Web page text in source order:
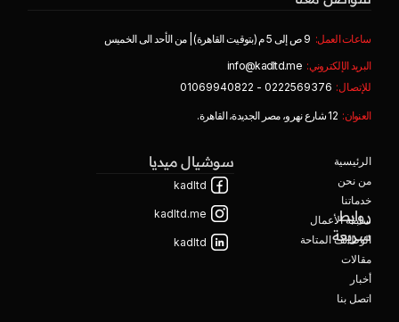
ساعات العمل: 9 ص إلى 5 م (بتوقيت القاهرة) | من الأحد الى الخميس
البريد الإلكتروني: info@kadltd.me
للإتصال: 0222569376 - 01069940822
العنوان: 12 شارع نهرو، مصر الجديدة، القاهرة.
روابط
سريعة
الرئيسية
من نحن
خدماتنا
سابقة الأعمال
الوظائف المتاحة
مقالات
أخبار
اتصل بنا
سوشيال ميديا
kadltd
kadltd.me
kadltd